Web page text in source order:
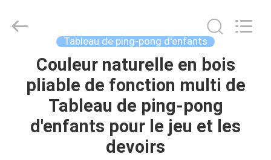
MAISON
Dunya
Sports
Tableau de ping-pong d'enfants
Couleur naturelle en bois
pliable de fonction multi de
Tableau de ping-pong
d'enfants pour le jeu et les
devoirs